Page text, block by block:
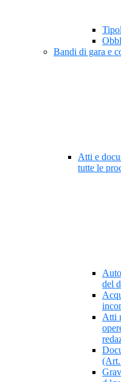
Bandi di gara e
Atti e
tutte le
del
Atti
(Art.